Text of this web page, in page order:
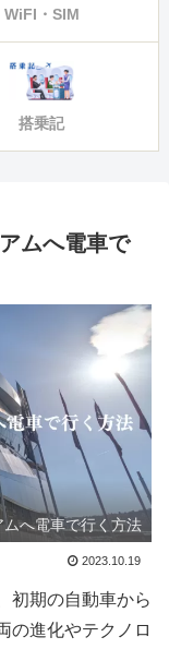
WiFI・SIM
搭乗記
ムへ電車で
へ電車で行く方法
2023.10.19
初期の自動車から
の進化やテクノロ